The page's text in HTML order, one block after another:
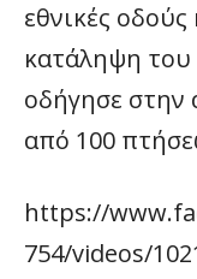
εθνικές οδούς
κατάληψη του
οδήγησε
από 100
https://
754/videos/